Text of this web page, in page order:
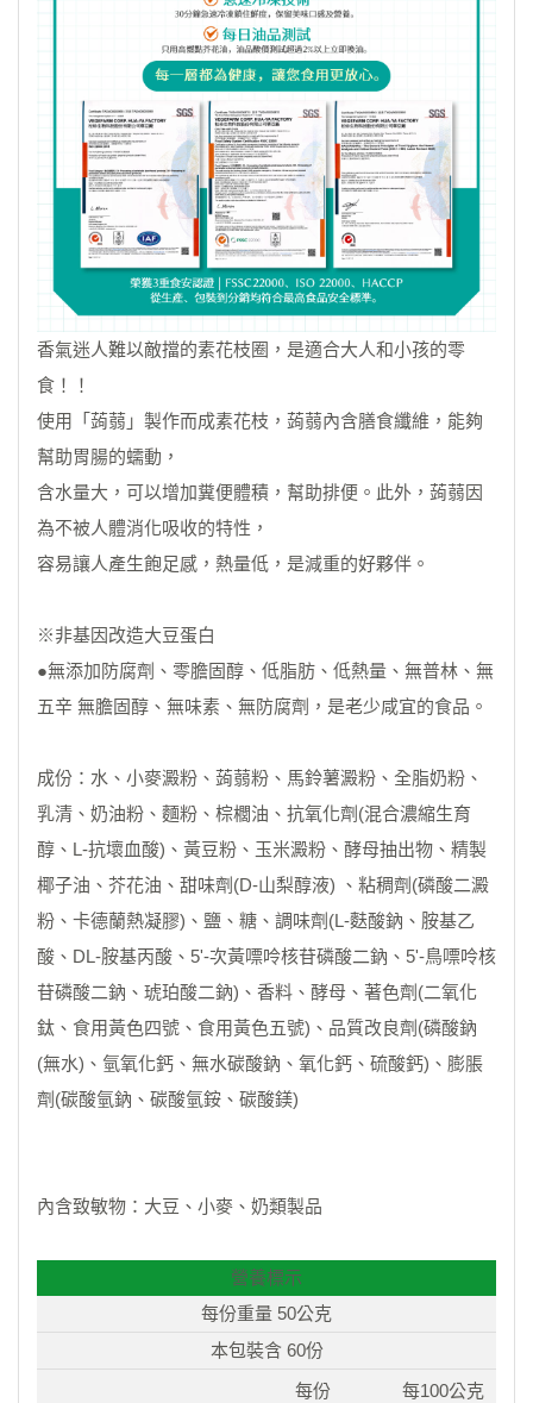
香氣迷人難以敵擋的素花枝圈，是適合大人和小孩的零
食！！
使用「蒟蒻」製作而成素花枝，蒟蒻內含膳食纖維，能夠
幫助胃腸的蠕動，
含水量大，可以增加糞便體積，幫助排便。此外，蒟蒻因
為不被人體消化吸收的特性，
容易讓人產生飽足感，熱量低，是減重的好夥伴。
※非基因改造大豆蛋白
●無添加防腐劑、零膽固醇、低脂肪、低熱量、無普林、無
五辛 無膽固醇、無味素、無防腐劑，是老少咸宜的食品。
成份：水、小麥澱粉、蒟蒻粉、馬鈴薯澱粉、全脂奶粉、
乳清、奶油粉、麵粉、棕櫚油、抗氧化劑(混合濃縮生育
醇、L-抗壞血酸)、黃豆粉、玉米澱粉、酵母抽出物、精製
椰子油、芥花油、甜味劑(D-山梨醇液) 、粘稠劑(磷酸二澱
粉、卡德蘭熱凝膠)、鹽、糖、調味劑(L-麩酸鈉、胺基乙
酸、DL-胺基丙酸、5'-次黃嘌呤核苷磷酸二鈉、5'-鳥嘌呤核
苷磷酸二鈉、琥珀酸二鈉)、香料、酵母、著色劑(二氧化
鈦、食用黃色四號、食用黃色五號)、品質改良劑(磷酸鈉
(無水)、氫氧化鈣、無水碳酸鈉、氧化鈣、硫酸鈣)、膨脹
劑(碳酸氫鈉、碳酸氫銨、碳酸鎂)
內含致敏物：大豆、小麥、奶類製品
營養標示
每份重量 50公克
本包裝含 60份
每份 每100公克